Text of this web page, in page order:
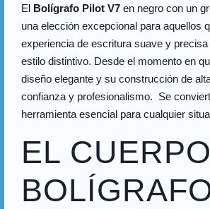
El Bolígrafo Pilot V7en negro con un
una elección excepcional para aquellos
experiencia de escritura suave y
estilo distintivo. Desde el momento en
diseño elegante y su construcción de
confianza y profesionalismo. Se
herramienta esencial para cualquier
EL